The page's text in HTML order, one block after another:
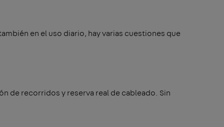
en el uso diario, hay varias cuestiones que
de recorridos y reserva real de cableado. Sin